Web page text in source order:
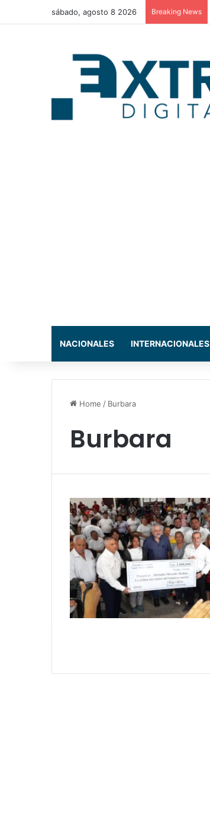
sábado, agosto 8 2026 Breaking News
NACIONALES INTERNACIONALES
Home / Burbara
Burbara